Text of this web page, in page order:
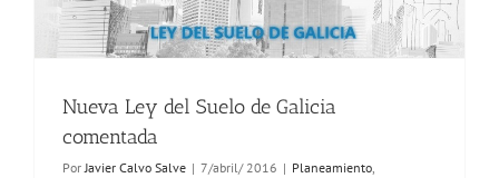
Nueva Ley del Suelo de Galicia
comentada
PorJavier Calvo Salve | 7/abril/ 2016 | Planeamiento,